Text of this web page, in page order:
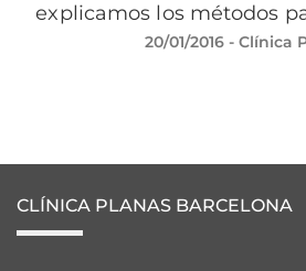
explicamos los métodos
20/01/2016- Clínica
CLÍNICA PLANAS BARCELONA